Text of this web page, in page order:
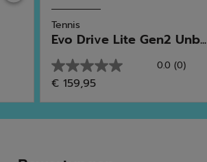
Tennis
Evo Drive Lite Gen2 Unb...
0.0 (0)
0.0
von
5
Sternen.
€ 159,95